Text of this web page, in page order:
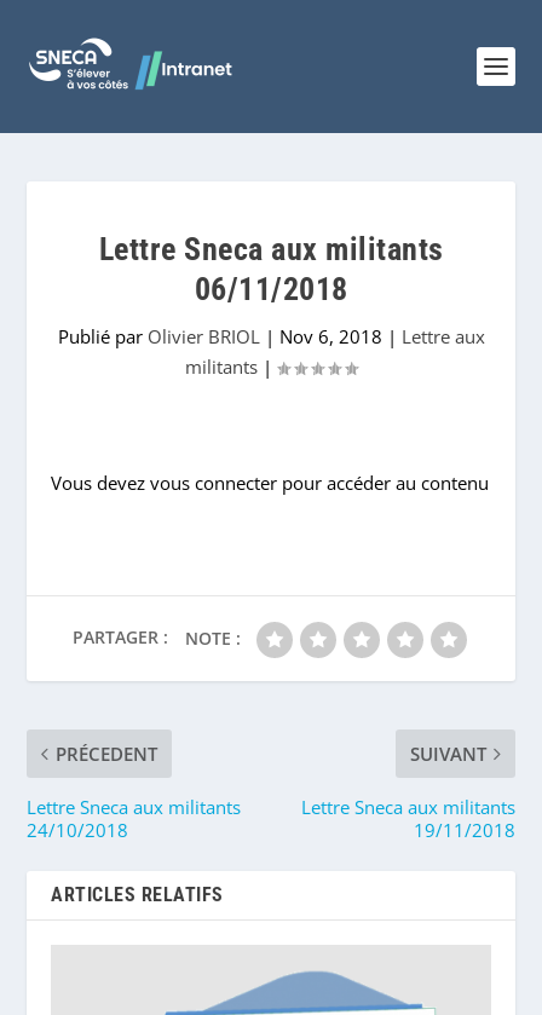
Lettre Sneca aux militants
06/11/2018
Publié par Olivier BRIOL| Nov 6, 2018 | Lettre aux
militants |
Vous devez vous connecter pour accéder au contenu
PARTAGER : NOTE :
PRÉCEDENT
Lettre Sneca aux militants
24/10/2018
SUIVANT
Lettre Sneca aux militants
19/11/2018
ARTICLES RELATIFS